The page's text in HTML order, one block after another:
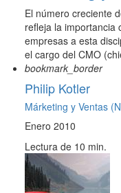
El número creciente
refleja la importancia
empresas a esta
el cargo del CMO
bookmark_border
Philip Kotler
Márketing y Ventas
Enero 2010
Lectura de 10 min.